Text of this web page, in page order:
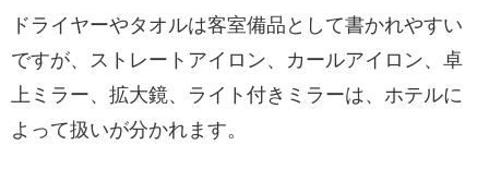
ドライヤーやタオルは客室備品として書かれやすい
ですが、ストレートアイロン、カールアイロン、卓
上ミラー、拡大鏡、ライト付きミラーは、ホテルに
よって扱いが分かれます。